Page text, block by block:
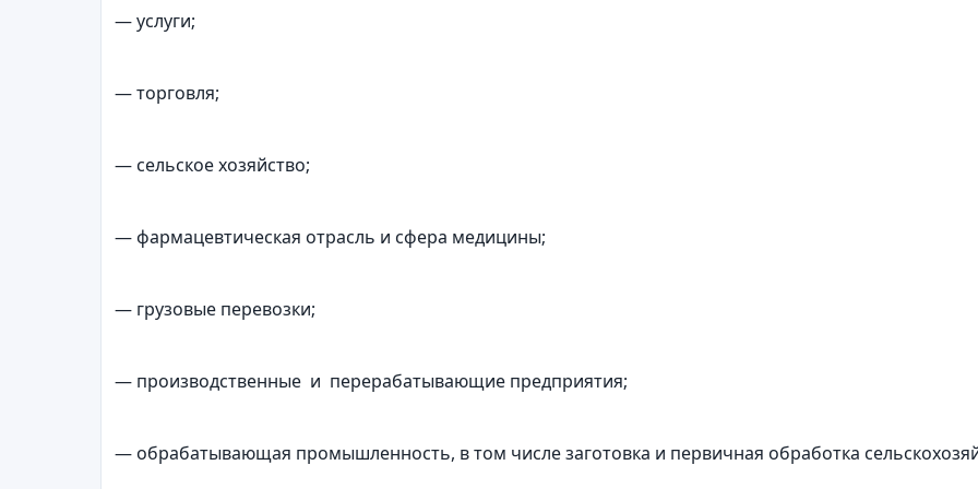
— услуги;
— торговля;
— сельское хозяйство;
— фармацевтическая отрасль и сфера медицины;
— грузовые перевозки;
— производственные и перерабатывающие предприятия;
— обрабатывающая промышленность, в том числе заготовка и первичная обработка